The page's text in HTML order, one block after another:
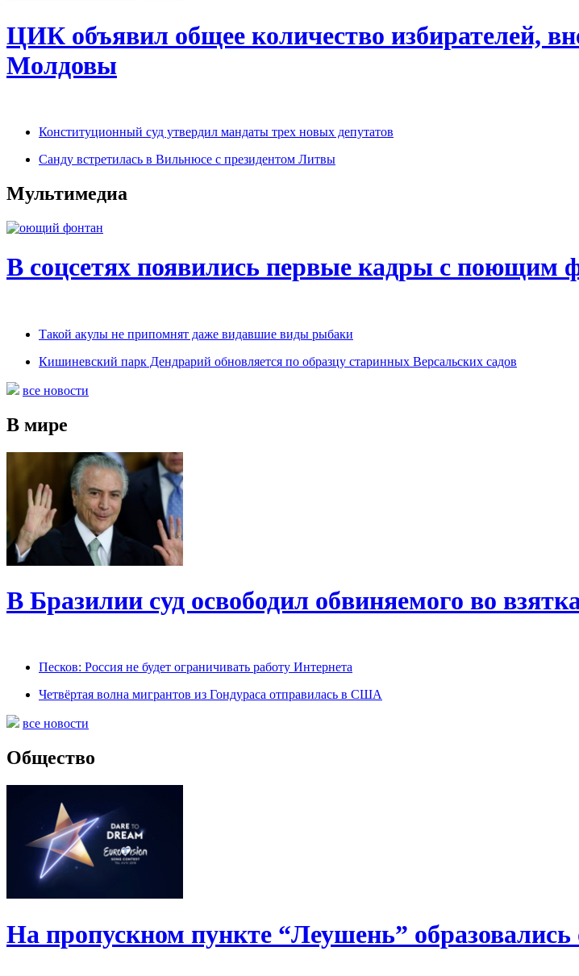
ЦИК объявил общее количество избирателей,
Молдовы
Конституционный суд утвердил мандаты трех новых депутатов
Санду встретилась в Вильнюсе с президентом Литвы
Мультимедиа
В соцсетях появились первые кадры с поющим
Такой акулы не припомнят даже видавшие виды рыбаки
Кишиневский парк Дендрарий обновляется по образцу старинных Версальских садов
все новости
В мире
В Бразилии суд освободил обвиняемого во
Песков: Россия не будет ограничивать работу Интернета
Четвёртая волна мигрантов из Гондураса отправилась в США
все новости
Общество
На пропускном пункте “Леушень” образовались